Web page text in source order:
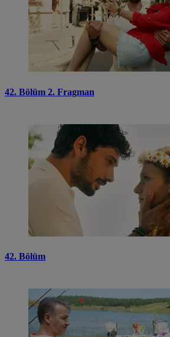
42. Bölüm 2. Fragman
42. Bölüm